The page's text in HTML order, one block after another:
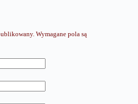
Wymagane pola są